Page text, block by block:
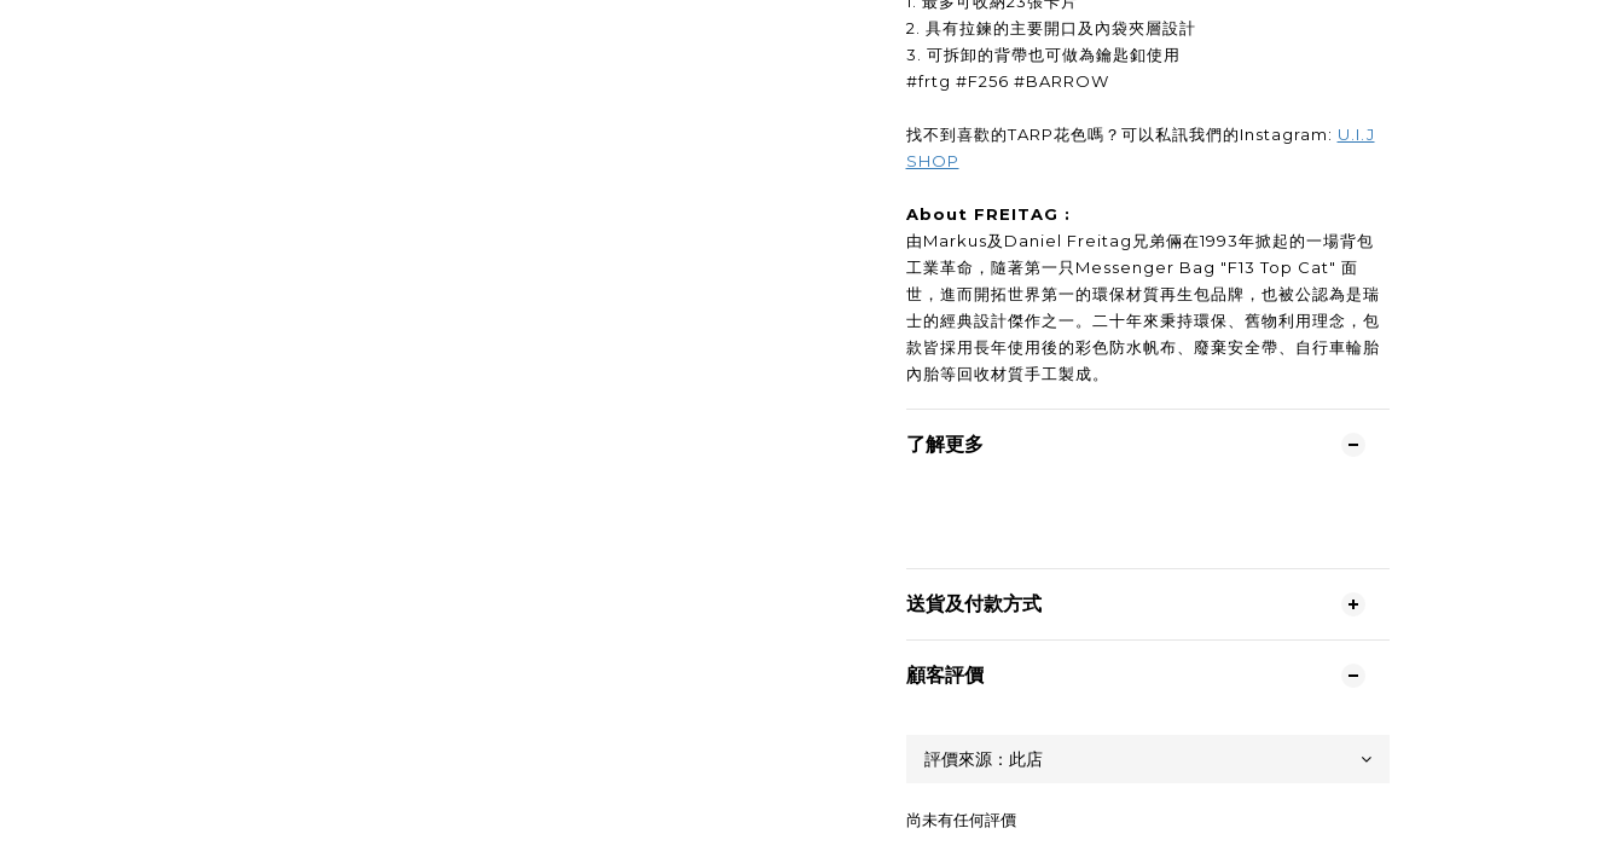
2. 具有拉鍊的主要開口及內袋夾層設計
3. 可拆卸的背帶也可做為鑰匙釦使用
#frtg #F256 #BARROW
找不到喜歡的TARP花色嗎？可以私訊我們的Instagram: U.I.J
SHOP
About FREITAG :
由Markus及Daniel Freitag兄弟倆在1993年掀起的一場背包
工業革命，隨著第一只Messenger Bag "F13 Top Cat" 面
世，進而開拓世界第一的環保材質再生包品牌，也被公認為是瑞
士的經典設計傑作之一。二十年來秉持環保、舊物利用理念，包
款皆採用長年使用後的彩色防水帆布、廢棄安全帶、自行車輪胎
內胎等回收材質手工製成。
了解更多
送貨及付款方式
顧客評價
尚未有任何評價